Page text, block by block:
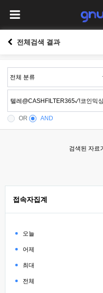
전체검색 결과
OR AND
검색된 자료
접속자집계
오늘
어제
최대
전체